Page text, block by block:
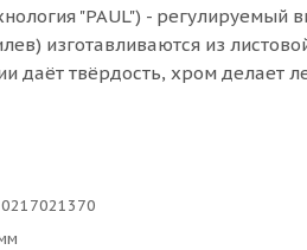
"PAUL") - регулируемый
изготавливаются из
даёт твёрдость, хром делает